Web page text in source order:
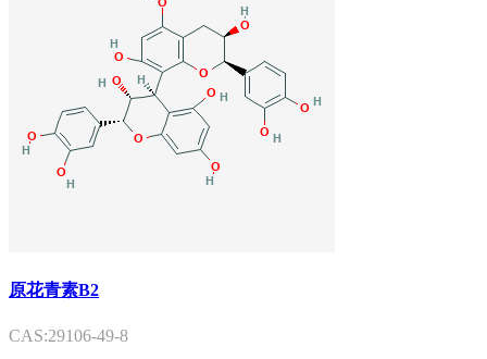
原花青素B2
CAS:29106-49-8